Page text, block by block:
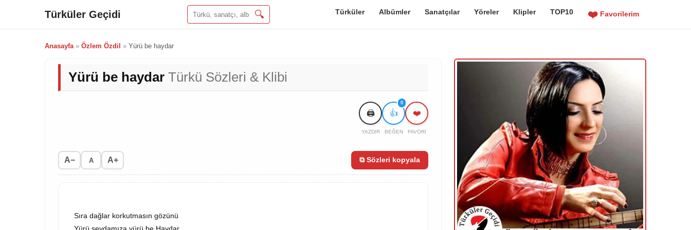
Türküler Geçidi 🔍 Türküler Albümler Sanatçılar Yöreler Klipler TOP10 ❤️ Favorilerim
Anasayfa» Özlem Özdil » Yürü be haydar
Yürü be haydar Türkü Sözleri & Klibi
🖨️
YAZDIR
👍
0
BEĞEN
❤️
FAVORI
A− A A+ ⧉ Sözleri kopyala
Sıra dağlar korkutmasın gözünü